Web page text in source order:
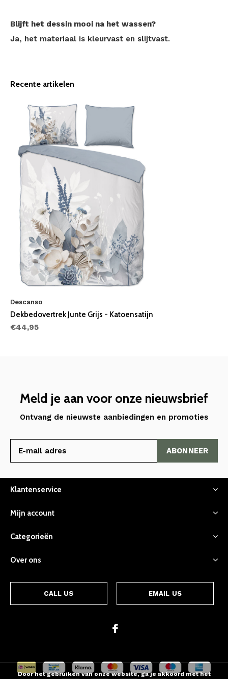
Blijft het dessin mooi na het wassen?
Ja, het materiaal is kleurvast en slijtvast.
Recente artikelen
Descanso
Dekbedovertrek Junte Grijs - Katoensatijn
€44,95
Meld je aan voor onze nieuwsbrief
Ontvang de nieuwste aanbiedingen en promoties
ABONNEER
Klantenservice
Mijn account
Categorieën
Over ons
CALL US EMAIL US
Door het gebruiken van onze website, ga je akkoord met het